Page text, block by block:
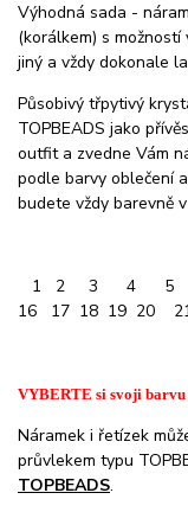
Výhodná sada -
(korálkem) s
jiný a vždy dokonale
Působivý třpytivý
TOPBEADS jako
outfit a zvedne Vám
podle barvy oblečení
budete vždy barevně
1 2 3 4 5 6
16 17 18 19 20
VYBERTE si svoji barvu
Náramek i řetízek
průvlekem typu
TOPBEADS.